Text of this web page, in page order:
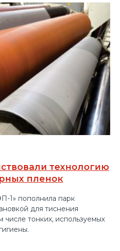
технологию
пленок
1» пополнила парк
для тиснения
числе тонких, используемых